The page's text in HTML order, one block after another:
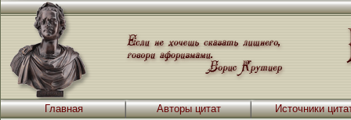
Главная Авторы цитат Источники